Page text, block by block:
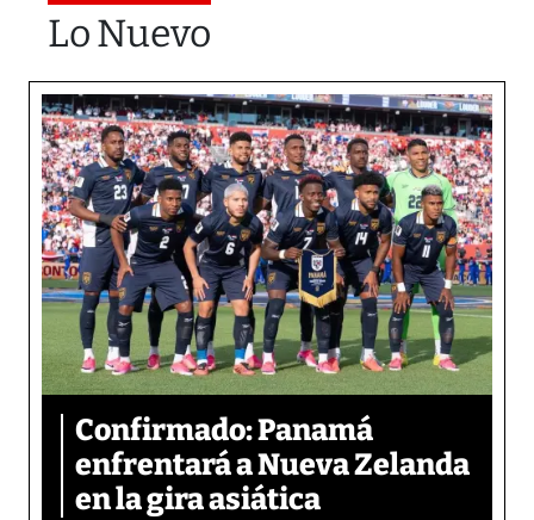
Lo Nuevo
Confirmado: Panamá
enfrentará a Nueva Zelanda
en la gira asiática